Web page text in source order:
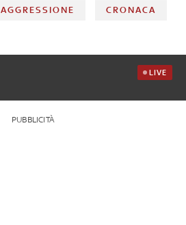
AGGRESSIONE CRONACA
LIVE
PUBBLICITÀ